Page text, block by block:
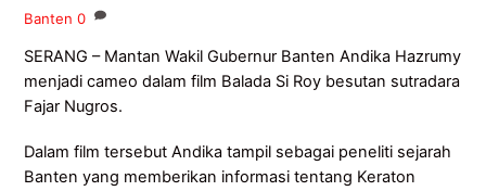
Banten 0
SERANG – Mantan Wakil Gubernur Banten Andika Hazrumy
menjadi cameo dalam film Balada Si Roy besutan sutradara
Fajar Nugros.
Dalam film tersebut Andika tampil sebagai peneliti sejarah
Banten yang memberikan informasi tentang Keraton